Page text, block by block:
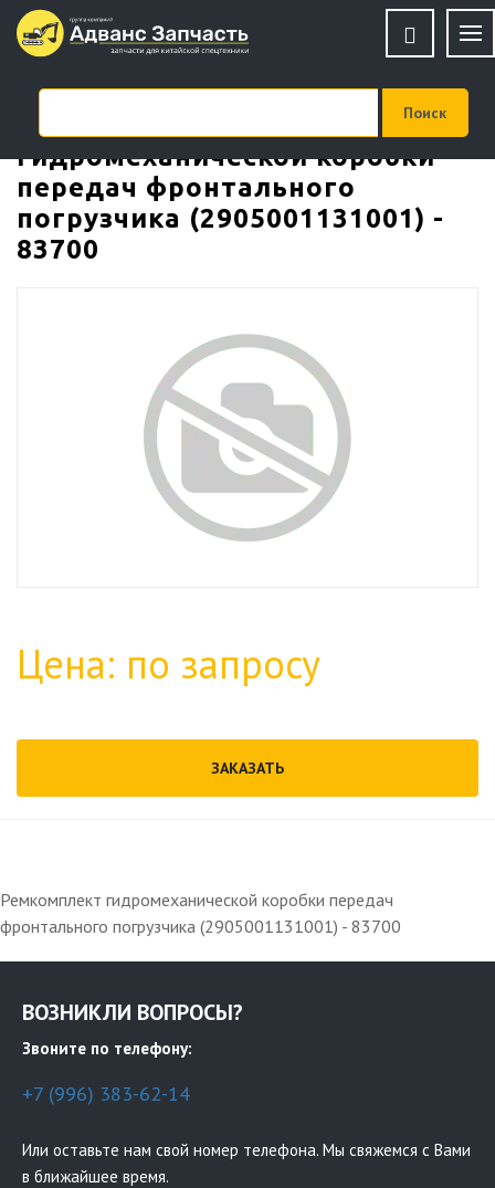
Ремкомплект
гидромеханической коробки
передач фронтального
погрузчика (2905001131001) -
83700
Цена: по запросу
ЗАКАЗАТЬ
Ремкомплект гидромеханической коробки передач
фронтального погрузчика (2905001131001) - 83700
ВОЗНИКЛИ ВОПРОСЫ?
Звоните по телефону:
+7 (996) 383-62-14
Или оставьте нам свой номер телефона. Мы свяжемся с Вами
в ближайшее время.